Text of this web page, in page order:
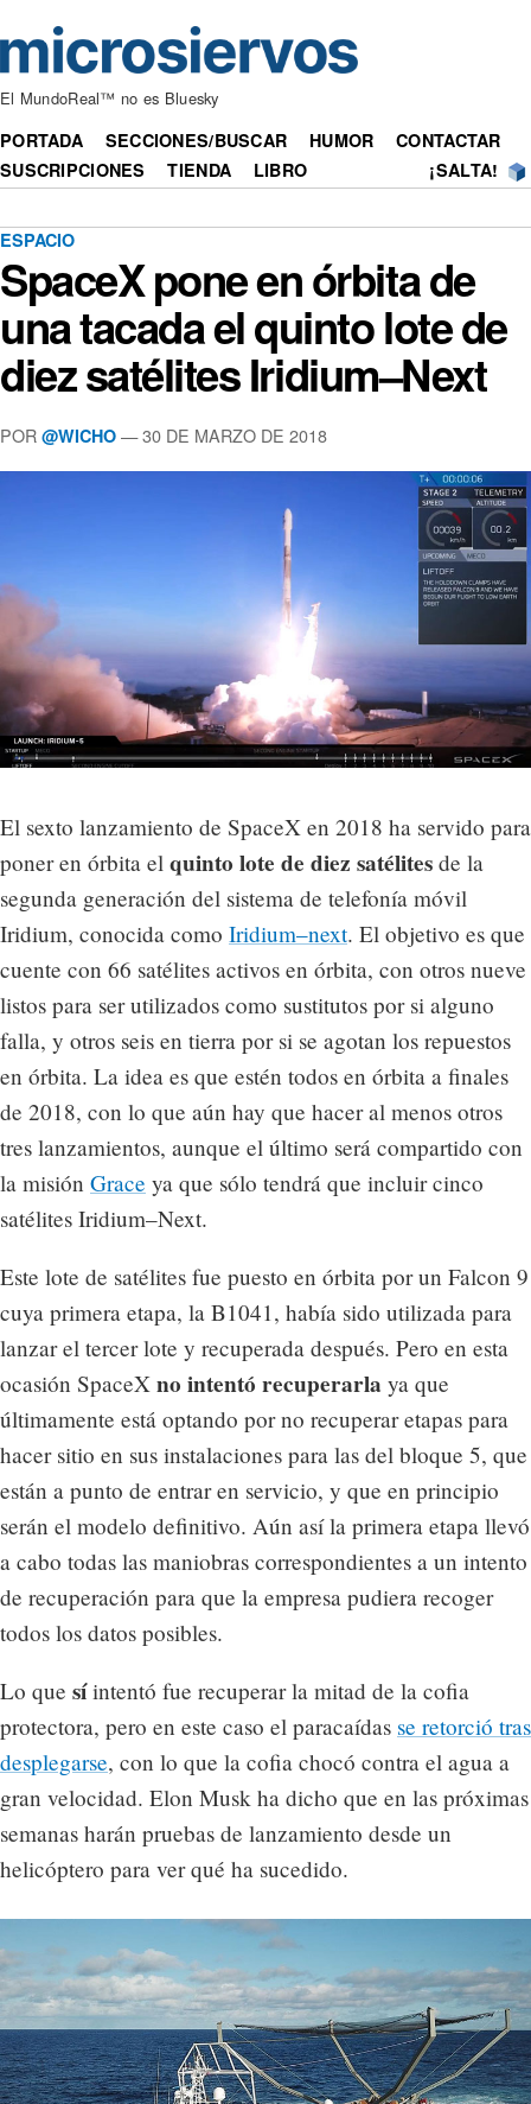
El MundoReal™ no es Bluesky
PORTADA SECCIONES/BUSCAR HUMOR
CONTACTAR
SUSCRIPCIONES
TIENDA LIBRO ¡SALTA!
ESPACIO
SpaceX pone en órbita de
una tacada el quinto lote de
diez satélites Iridium–Next
POR @WICHO — 30 DE MARZO DE 2018
El sexto lanzamiento de SpaceX en 2018 ha servido para
poner en órbita el quinto lote de diez satélites de la
segunda generación del sistema de telefonía móvil
Iridium, conocida como Iridium–next. El objetivo es que
cuente con 66 satélites activos en órbita, con otros nueve
listos para ser utilizados como sustitutos por si alguno
falla, y otros seis en tierra por si se agotan los repuestos
en órbita. La idea es que estén todos en órbita a finales
de 2018, con lo que aún hay que hacer al menos otros
tres lanzamientos, aunque el último será compartido con
la misión Grace ya que sólo tendrá que incluir cinco
satélites Iridium–Next.
Este lote de satélites fue puesto en órbita por un Falcon 9
cuya primera etapa, la B1041, había sido utilizada para
lanzar el tercer lote y recuperada después. Pero en esta
ocasión SpaceX no intentó recuperarla ya que
últimamente está optando por no recuperar etapas para
hacer sitio en sus instalaciones para las del bloque 5, que
están a punto de entrar en servicio, y que en principio
serán el modelo definitivo. Aún así la primera etapa llevó
a cabo todas las maniobras correspondientes a un intento
de recuperación para que la empresa pudiera recoger
todos los datos posibles.
Lo que síintentó fue recuperar la mitad de la cofia
protectora, pero en este caso el paracaídas se retorció tras
desplegarse, con lo que la cofia chocó contra el agua a
gran velocidad. Elon Musk ha dicho que en las próximas
semanas harán pruebas de lanzamiento desde un
helicóptero para ver qué ha sucedido.